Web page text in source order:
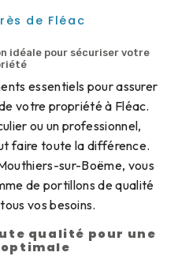
de Fléac
idéale pour sécuriser votre
essentiels pour assurer
votre propriété à Fléac.
ou un professionnel,
faire toute la différence.
sur-Boëme, vous
de portillons de qualité
vos besoins.
qualité pour une